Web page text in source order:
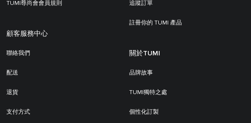
TUMI尊尚會會員規則
顧客服務中心
聯絡我們
配送
退貨
支付方式
追蹤訂單
註冊你的 TUMI 產品
關於TUMI
品牌故事
TUMI獨特之處
個性化訂製